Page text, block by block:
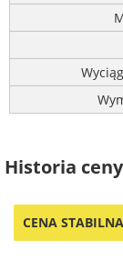
Historia ceny
CENA STABILNA